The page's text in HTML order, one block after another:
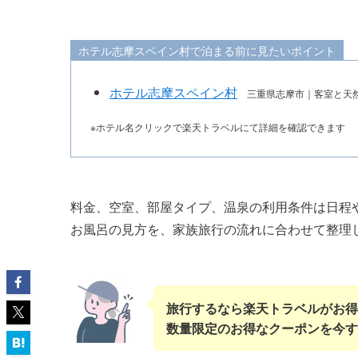
ホテル志摩スペイン村で泊まる前に見たいポイント
ホテル志摩スペイン村 三重県志摩市｜客室と天
※ホテル名クリックで楽天トラベルにて詳細を確認できます
料金、空室、部屋タイプ、温泉の利用条件は日
お風呂の見方を、家族旅行の流れに合わせて整理
旅行するなら楽天トラベルがお
数量限定のお得なクーポンを今